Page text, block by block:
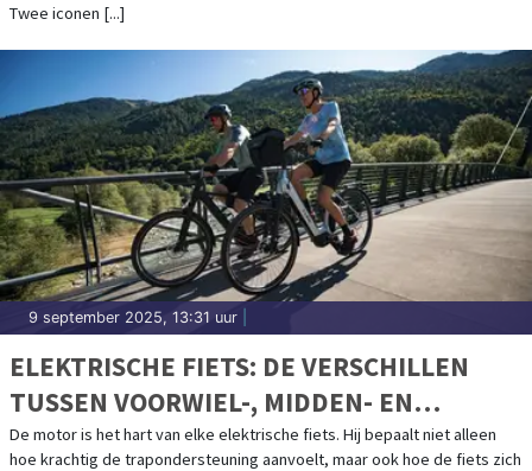
Twee iconen [...]
9 september 2025, 13:31 uur
ELEKTRISCHE FIETS: DE VERSCHILLEN
TUSSEN VOORWIEL-, MIDDEN- EN
ACHTERWIELMOTOREN UITGELEGD
De motor is het hart van elke elektrische fiets. Hij bepaalt niet alleen
hoe krachtig de trapondersteuning aanvoelt, maar ook hoe de fiets zich